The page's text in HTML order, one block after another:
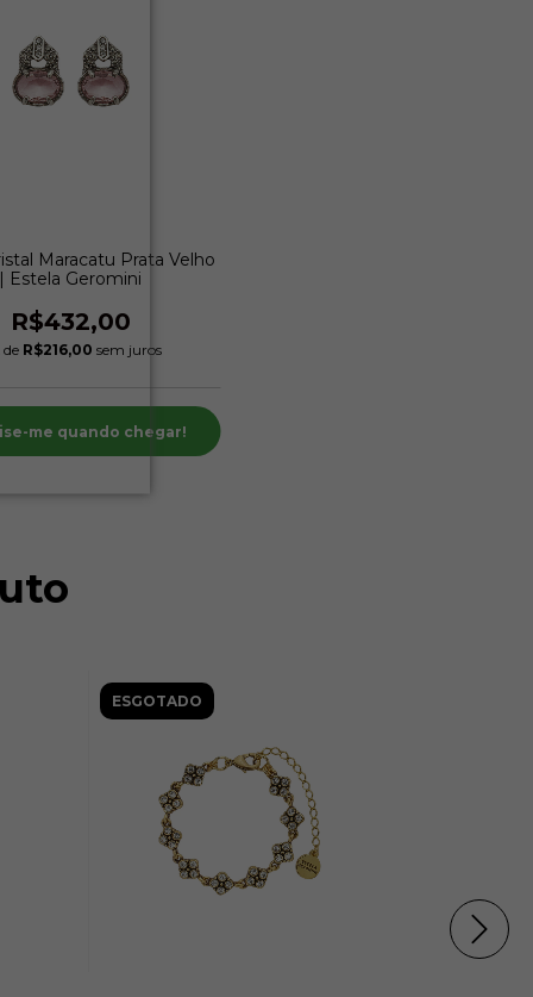
Maracatu Prata Velho
| Estela Geromini
R$432,00
de R$216,00 sem juros
me quando chegar!
ESGOTADO